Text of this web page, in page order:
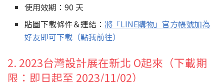
使用效期：90 天
貼圖下載條件＆連結： 將「LINE購物」官方帳號加為
好友即可下載（點我前往）
2. 2023台灣設計展在新北 O起來（下載期
限：即日起至 2023/11/02）